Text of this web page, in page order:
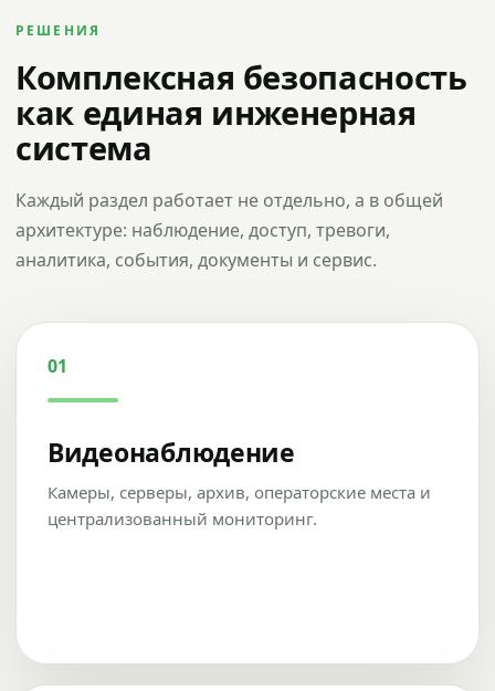
РЕШЕНИЯ
Комплексная безопасность
как единая инженерная
система
Каждый раздел работает не отдельно, а в общей
архитектуре: наблюдение, доступ, тревоги,
аналитика, события, документы и сервис.
01
Видеонаблюдение
Камеры, серверы, архив, операторские места и
централизованный мониторинг.